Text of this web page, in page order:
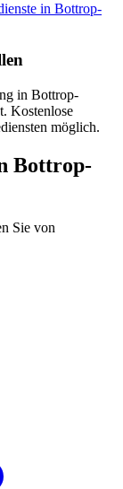
in Bottrop-
in Bottrop-
Kostenlose
möglich.
Bottrop-
Sie von